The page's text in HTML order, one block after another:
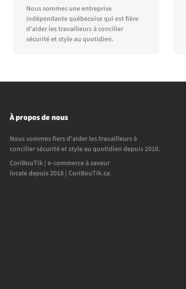
Nous sommes une entreprise
indépendante québecoise qui est fière
d'aider les travailleurs à concilier
sécurité et style au quotidien.
À propos de nous
Nous sommes fiers d'aider les travailleurs à
concilier sécurité et style au quotidien depuis 2018.
CoriBouTik | e-commerce à saveur
locale depuis 2018 | CoriBouTik.ca